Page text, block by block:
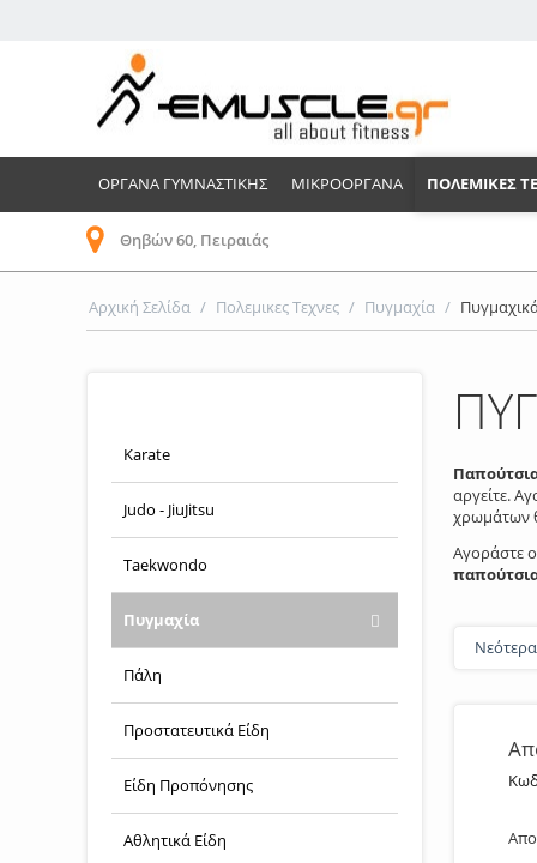
ΟΡΓΑΝΑ ΓΥΜΝΑΣΤΙΚΗΣ ΜΙΚΡΟΟΡΓΑΝΑ ΠΟΛΕΜΙΚΕΣ
Θηβών 60, Πειραιάς
Αρχική Σελίδα / Πολεμικες Τεχνες / Πυγμαχία /
Karate
Judo - JiuJitsu
Taekwondo
Πυγμαχία
Πάλη
Προστατευτικά Είδη
Είδη Προπόνησης
Αθλητικά Είδη
αργείτε.
χρωμάτων
Αγοράστε